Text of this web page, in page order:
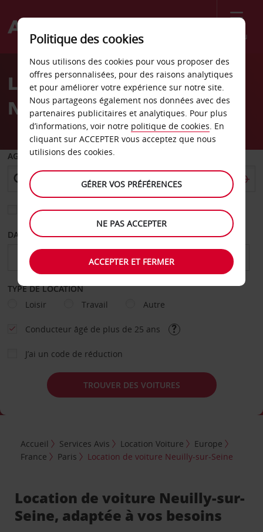
Menu
Welcome
AvisLocation de voiture
Neuilly-sur-Seine
AGENCE DE DÉPART
Sélectionnez une autre agence de retour
DATE DE DÉPART DATE DE RETOUR
TYPE DE LOCATION
Loisir
Travail Autre
Conducteur âgé de plus de 25 ans
J’ai un code de réduction
TROUVER DES VOITURES
Accueil Services Avis Location Voiture
Europe
France
Paris Location de voiture Neuilly-sur-Seine
Location de voiture Neuilly-sur-
Seine, adaptée à vos besoins
Politique des cookies
Nous utilisons des cookies pour vous proposer des
offres personnalisées, pour des raisons analytiques
et pour améliorer votre expérience sur notre site.
Nous partageons également nos données avec des
partenaires publicitaires et analytiques. Pour plus
d’informations, voir notre politique de cookies. En
cliquant sur ACCEPTER vous acceptez que nous
utilisions des cookies.
GÉRER VOS PRÉFÉRENCES
NE PAS ACCEPTER
ACCEPTER ET FERMER